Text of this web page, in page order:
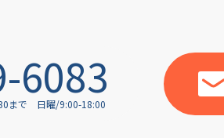
6083
まで 日曜/9:00-18:00